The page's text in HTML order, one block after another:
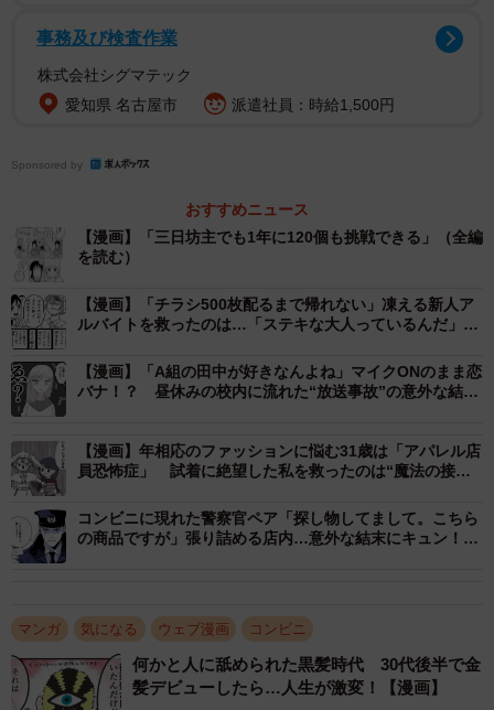
杏は、どうしても20歳になったらお酒を買ってみたかった
ため、そのまま5分レジで待つことにします。待っている間
に、杏は20歳を迎えた時のことについて吉田に尋ねまし
を思い出し、あれからもう10年も経ったのかと衝撃を受け
私は…10年前もここでバイトをしていました…… ©鮎／幻冬舎コミック
ス
事務及び検査作業
株式会社シグマテック
愛知県 名古屋市
派遣社員：時給1,500円
Sponsored by
おすすめニュース
【漫画】「三日坊主でも1年に120個も挑戦できる」（全編
を読む）
【漫画】「チラシ500枚配るまで帰れない」凍える新人ア
ルバイトを救ったのは…「ステキな大人っているんだ」優
【漫画】「A組の田中が好きなんよね」マイクONのまま恋
バナ！？ 昼休みの校内に流れた“放送事故”の意外な結末
【漫画】年相応のファッションに悩む31歳は「アパレル店
員恐怖症」 試着に絶望した私を救ったのは“魔法の接
コンビニに現れた警察官ペア「探し物してまして。こちら
の商品ですが」張り詰める店内…意外な結末にキュン！
マンガ 気になる ウェブ漫画 コンビニ
何かと人に舐められた黒髪時代 30代後半で金
髪デビューしたら…人生が激変！【漫画】